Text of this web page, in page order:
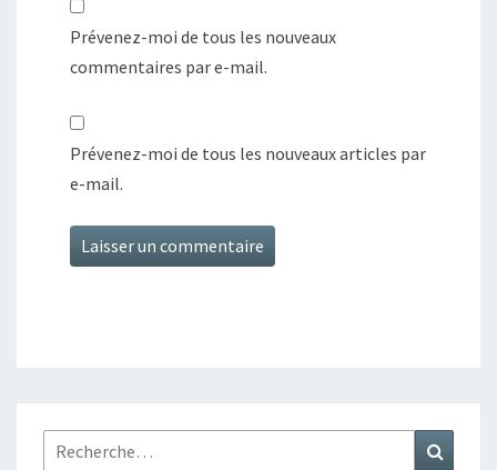
Prévenez-moi de tous les nouveaux
commentaires par e-mail.
Prévenez-moi de tous les nouveaux articles par
e-mail.
Rechercher :